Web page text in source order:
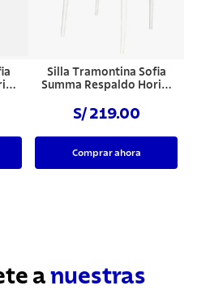
Silla Tramontina Sofia
Summa Respaldo Horiz.
S/ 219.00
Comprar ahora
a nuestras